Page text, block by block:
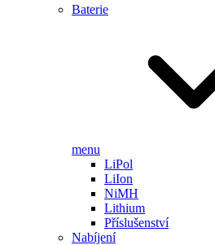
Baterie
menu
LiPol
LiIon
NiMH
Lithium
Příslušenství
Nabíjení